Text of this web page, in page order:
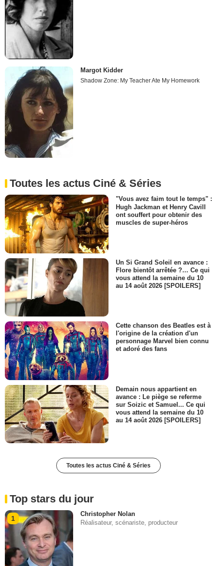
Margot Kidder
Shadow Zone: My Teacher Ate My Homework
Toutes les actus Ciné & Séries
"Vous avez faim tout le temps" :
Hugh Jackman et Henry Cavill
ont souffert pour obtenir des
muscles de super-héros
Un Si Grand Soleil en avance :
Flore bientôt arrêtée ?… Ce qui
vous attend la semaine du 10
au 14 août 2026 [SPOILERS]
Cette chanson des Beatles est à
l'origine de la création d'un
personnage Marvel bien connu
et adoré des fans
Demain nous appartient en
avance : Le piège se referme
sur Soizic et Samuel... Ce qui
vous attend la semaine du 10
au 14 août 2026 [SPOILERS]
Toutes les actus Ciné & Séries
Top stars du jour
1
Christopher Nolan
Réalisateur, scénariste, producteur